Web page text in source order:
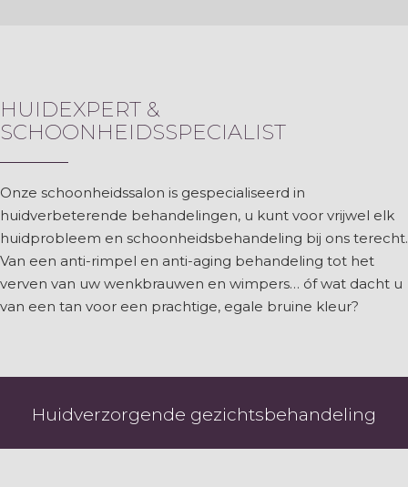
HUIDEXPERT &
SCHOONHEIDSSPECIALIST
Onze schoonheidssalon is gespecialiseerd in
huidverbeterende behandelingen, u kunt voor vrijwel elk
huidprobleem en schoonheidsbehandeling bij ons terecht.
Van een anti-rimpel en anti-aging behandeling tot het
verven van uw wenkbrauwen en wimpers… óf wat dacht u
van een tan voor een prachtige, egale bruine kleur?
Huidverzorgende gezichtsbehandeling